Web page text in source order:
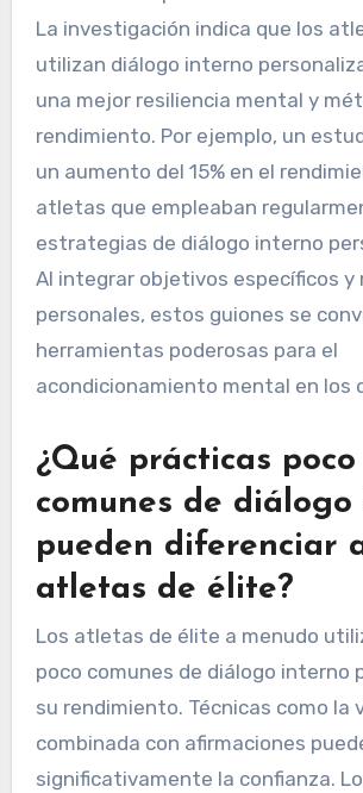
La investigación indica que los
utilizan diálogo interno
una mejor resiliencia mental y
rendimiento. Por ejemplo, un
un aumento del 15% en el
atletas que empleaban
estrategias de diálogo interno
Al integrar objetivos específicos y
personales, estos guiones se
herramientas poderosas para el
acondicionamiento mental en los
¿Qué prácticas poco
comunes de
pueden diferenciar
atletas de élite?
Los atletas de élite a menudo
poco comunes de diálogo interno
su rendimiento. Técnicas como la
combinada con afirmaciones
significativamente la confianza.